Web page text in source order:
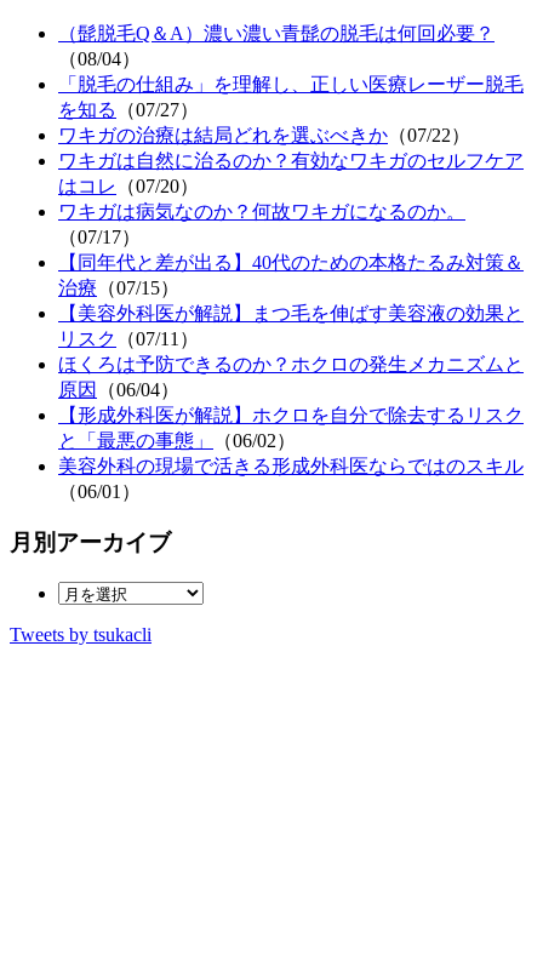
（髭脱毛Q＆A）濃い濃い青髭の脱毛は何回必要？
（08/04）
「脱毛の仕組み」を理解し、正しい医療レーザー脱毛
を知る
（07/27）
ワキガの治療は結局どれを選ぶべきか （07/22）
ワキガは自然に治るのか？有効なワキガのセルフケア
はコレ
（07/20）
ワキガは病気なのか？何故ワキガになるのか。
（07/17）
【同年代と差が出る】40代のための本格たるみ対策＆
治療 （07/15）
【美容外科医が解説】まつ毛を伸ばす美容液の効果と
リスク
（07/11）
ほくろは予防できるのか？ホクロの発生メカニズムと
原因
（06/04）
【形成外科医が解説】ホクロを自分で除去するリスク
と「最悪の事態」
（06/02）
美容外科の現場で活きる形成外科医ならではのスキル
（06/01）
月別アーカイブ
Tweets by tsukacli